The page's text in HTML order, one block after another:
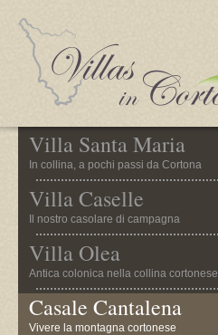
Villa Santa Maria
In collina, a pochi passi da Cortona
Villa Caselle
Il nostro casolare di campagna
Villa Olea
Antica colonica nella collina cortonese
Casale Cantalena
Vivere la montagna cortonese